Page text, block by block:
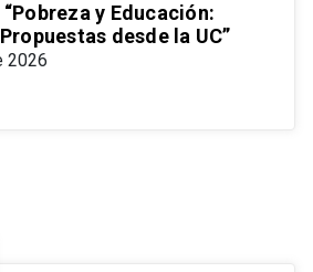
y Educación:
desde la UC”
2026